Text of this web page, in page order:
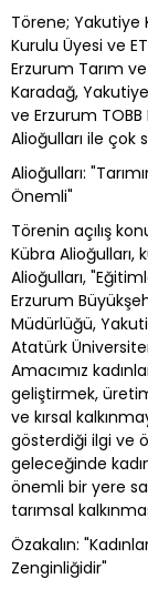
Törene; Yakutiye
Kurulu Üyesi ve
Erzurum Tarım
Karadağ,
ve Erzurum TOBB
Alioğulları ile çok
Alioğulları:
Önemli"
Törenin açılış
Kübra Alioğulları,
Alioğulları,
Erzurum
Müdürlüğü,
Atatürk
Amacımız
geliştirmek,
ve kırsal
gösterdiği ilgi ve
geleceğinde
önemli bir yere
tarımsal
Özakalın:
Zenginliğidir"